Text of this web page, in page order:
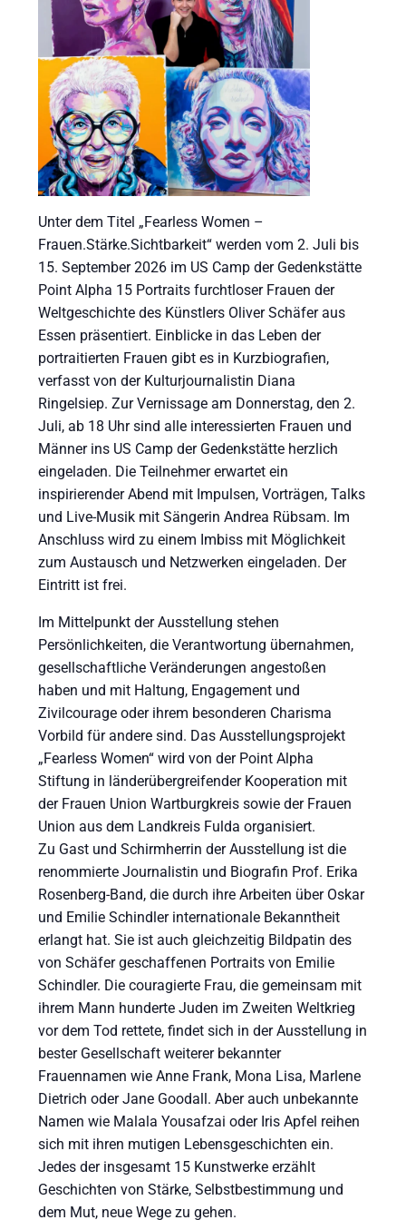
Unter dem Titel „Fearless Women –
Frauen.Stärke.Sichtbarkeit“ werden vom 2. Juli bis
15. September 2026 im US Camp der Gedenkstätte
Point Alpha 15 Portraits furchtloser Frauen der
Weltgeschichte des Künstlers Oliver Schäfer aus
Essen präsentiert. Einblicke in das Leben der
portraitierten Frauen gibt es in Kurzbiografien,
verfasst von der Kulturjournalistin Diana
Ringelsiep. Zur Vernissage am Donnerstag, den 2.
Juli, ab 18 Uhr sind alle interessierten Frauen und
Männer ins US Camp der Gedenkstätte herzlich
eingeladen. Die Teilnehmer erwartet ein
inspirierender Abend mit Impulsen, Vorträgen, Talks
und Live-Musik mit Sängerin Andrea Rübsam. Im
Anschluss wird zu einem Imbiss mit Möglichkeit
zum Austausch und Netzwerken eingeladen. Der
Eintritt ist frei.
Im Mittelpunkt der Ausstellung stehen
Persönlichkeiten, die Verantwortung übernahmen,
gesellschaftliche Veränderungen angestoßen
haben und mit Haltung, Engagement und
Zivilcourage oder ihrem besonderen Charisma
Vorbild für andere sind. Das Ausstellungsprojekt
„Fearless Women“ wird von der Point Alpha
Stiftung in länderübergreifender Kooperation mit
der Frauen Union Wartburgkreis sowie der Frauen
Union aus dem Landkreis Fulda organisiert.
Zu Gast und Schirmherrin der Ausstellung ist die
renommierte Journalistin und Biografin Prof. Erika
Rosenberg-Band, die durch ihre Arbeiten über Oskar
und Emilie Schindler internationale Bekanntheit
erlangt hat. Sie ist auch gleichzeitig Bildpatin des
von Schäfer geschaffenen Portraits von Emilie
Schindler. Die couragierte Frau, die gemeinsam mit
ihrem Mann hunderte Juden im Zweiten Weltkrieg
vor dem Tod rettete, findet sich in der Ausstellung in
bester Gesellschaft weiterer bekannter
Frauennamen wie Anne Frank, Mona Lisa, Marlene
Dietrich oder Jane Goodall. Aber auch unbekannte
Namen wie Malala Yousafzai oder Iris Apfel reihen
sich mit ihren mutigen Lebensgeschichten ein.
Jedes der insgesamt 15 Kunstwerke erzählt
Geschichten von Stärke, Selbstbestimmung und
dem Mut, neue Wege zu gehen.